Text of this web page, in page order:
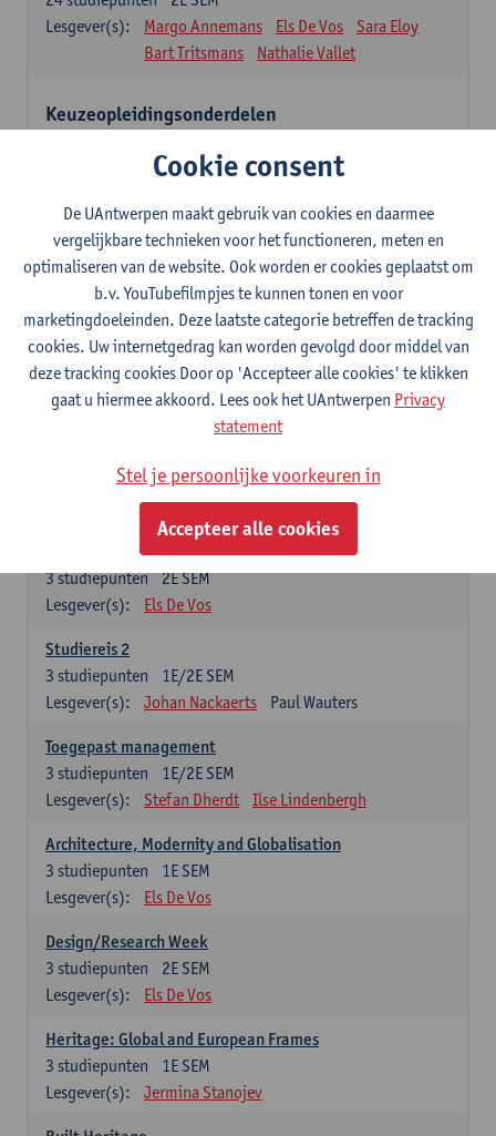
Lesgever(s):
Margo Annemans Els De Vos
Sara Eloy
Bart Tritsmans
Nathalie Vallet
Keuzeopleidingsonderdelen
Studenten kiezen voor 12 studiepunten één of meerdere
een andere masteropleiding van de UAntwerpen.
Studenten dienen hiervoor een goedkeuring aan te vragen via het
formulier 'aanvraag keuzeopleidingsonderdeel van een UA-
opleiding' (zie website Universiteit Antwerpen - Faculteiten -
Faculteit Ontwerpwetenschappen – Studeren en onderwijs >
formulieren).
Het ingevulde formulier moet, volgens de vermelde deadline op
het formulier, aan de studentenadministratie van de faculteit
Ontwerpwetenschappen bezorgd worden.
Lesgever(s):
Inge Somers Ann Coen
Glen D'haenens
Esther Vandamme
Summer School
2E SEM
3studiepunten
Lesgever(s):
Els De Vos
Studiereis 2
1E/2E SEM
3 studiepunten
Lesgever(s):
Johan Nackaerts Paul Wauters
Toegepast management
1E/2E SEM
3 studiepunten
Lesgever(s):
Stefan Dherdt Ilse Lindenbergh
Architecture, Modernity and Globalisation
1E SEM
3 studiepunten
Lesgever(s):
Els De Vos
Design/Research Week
2E SEM
3 studiepunten
Lesgever(s):
Els De Vos
Heritage: Global and European Frames
1E SEM
3 studiepunten
Lesgever(s):
Jermina Stanojev
Cookie consent
De UAntwerpen maakt gebruik van cookies en daarmee
vergelijkbare technieken voor het functioneren, meten en
optimaliseren van de website. Ook worden er cookies geplaatst om
b.v. YouTubefilmpjes te kunnen tonen en voor
marketingdoeleinden. Deze laatste categorie betreffen de tracking
cookies. Uw internetgedrag kan worden gevolgd door middel van
deze tracking cookies Door op 'Accepteer alle cookies' te klikken
gaat u hiermee akkoord. Lees ook het UAntwerpen Privacy
statement
Stel je persoonlijke voorkeuren in
Accepteer alle cookies